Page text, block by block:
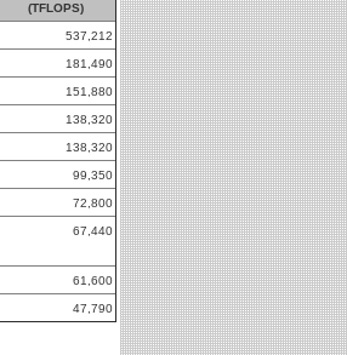
(TFLOPS)
537,212
181,490
151,880
138,320
138,320
99,350
72,800
67,440
61,600
47,790